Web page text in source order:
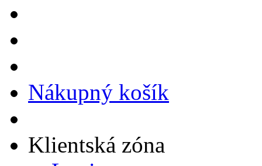
Nákupný košík
Klientská zóna